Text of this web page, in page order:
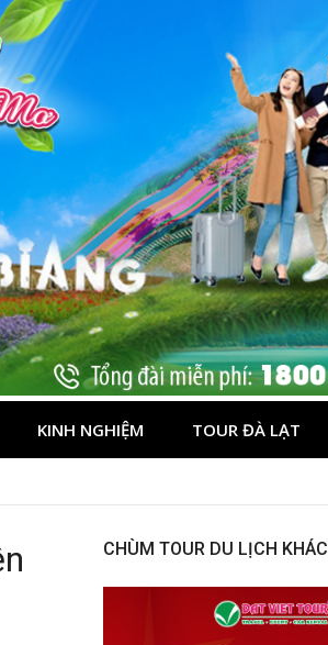
KINH NGHIỆM TOUR ĐÀ LẠT
CHÙM TOUR DU LỊCH KHÁC